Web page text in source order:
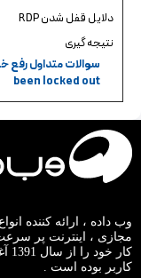
دلایل قفل شدن RDP
نتیجه گیری
been locked out
وب داده ، ارائه کننده
مجازی ، اینترنت پر
کاربر بوده است .